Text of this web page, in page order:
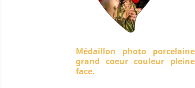
Médaillon photo porcelaine
grand coeur couleur pleine
face.